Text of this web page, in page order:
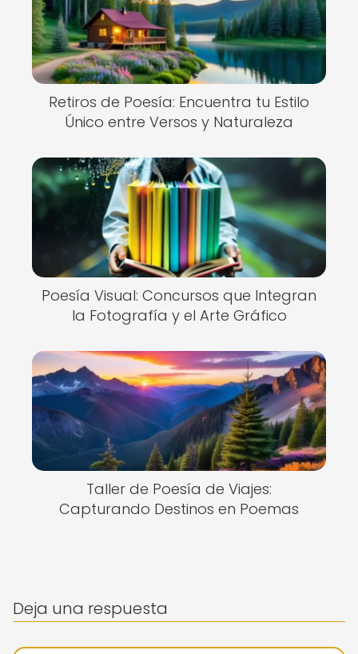
Retiros de Poesía: Encuentra tu Estilo
Único entre Versos y Naturaleza
Poesía Visual: Concursos que Integran
la Fotografía y el Arte Gráfico
Taller de Poesía de Viajes:
Capturando Destinos en Poemas
Deja una respuesta